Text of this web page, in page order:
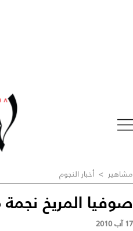
مشاهير > أخبار النجوم
صوفيا المريخ نجمة
17 آب 2010